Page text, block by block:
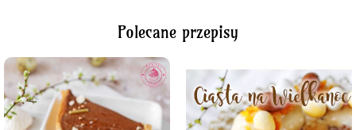
Polecane przepisy